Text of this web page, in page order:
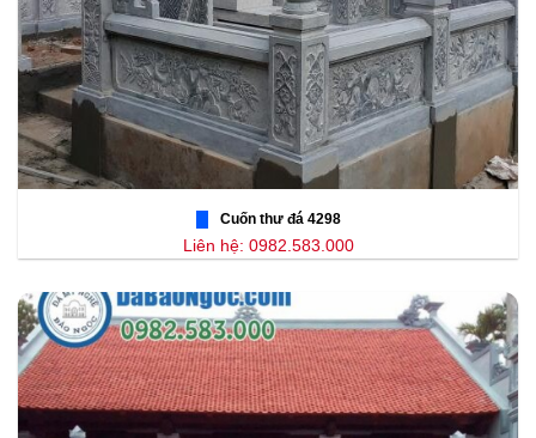
Cuốn thư đá 4298
Liên hệ: 0982.583.000